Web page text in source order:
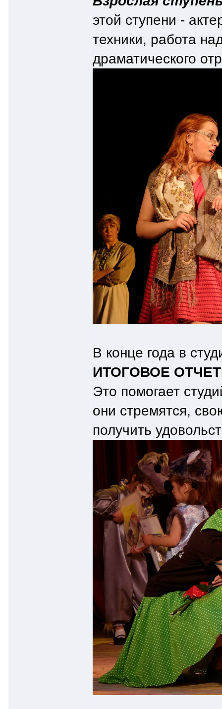
этой ступени -
техники, работа
драматического
В конце года в
ИТОГОВОЕ
Это помогает
они стремятся,
получить